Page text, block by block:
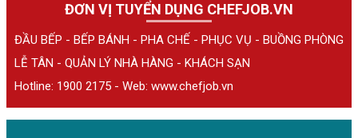
ĐƠN VỊ TUYỂN DỤNG CHEFJOB.VN
ĐẦU BẾP - BẾP BÁNH - PHA CHẾ - PHỤC VỤ - BUỒNG PHÒNG
LỄ TÂN - QUẢN LÝ NHÀ HÀNG - KHÁCH SẠN
Hotline: 1900 2175 - Web: www.chefjob.vn